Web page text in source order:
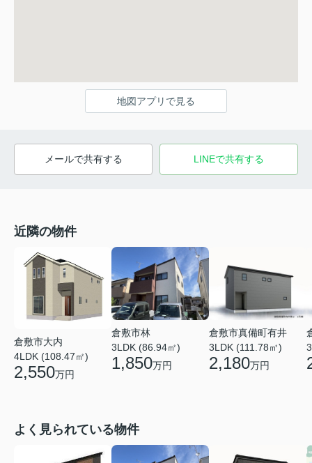
地図アプリで見る
メールで共有する LINEで共有する
近隣の物件
倉敷市大内
4LDK (108.47㎡)
2,550万円
倉敷市林
3LDK (86.94㎡)
1,850万円
倉敷市真備町有井
3LDK (111.78㎡)
2,180万円
よく見られている物件